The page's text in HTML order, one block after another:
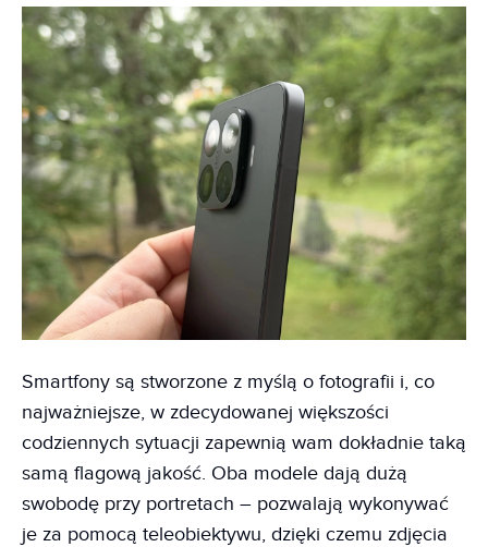
Smartfony są stworzone z myślą o fotografii i, co
najważniejsze, w zdecydowanej większości
codziennych sytuacji zapewnią wam dokładnie taką
samą flagową jakość. Oba modele dają dużą
swobodę przy portretach – pozwalają wykonywać
je za pomocą teleobiektywu, dzięki czemu zdjęcia